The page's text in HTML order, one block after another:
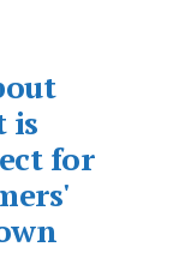
is
for